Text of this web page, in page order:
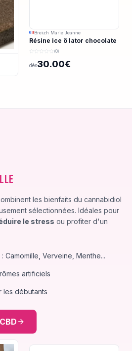
Breizh Marie Jeanne
Résine ice ô lator chocolate
covered strawberry CBD
(0)
dès30.00€
les bienfaits du cannabidiol
sélectionnées. Idéales pour
le stress ou profiter d'un
: Camomille, Verveine, Menthe...
artificiels
les débutants